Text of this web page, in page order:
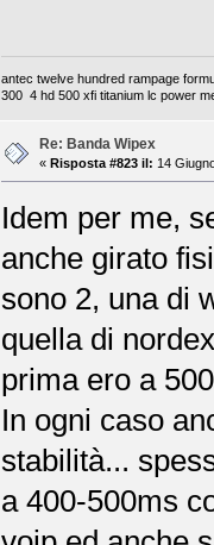
antec twelve hundred rampage
300 4 hd 500 xfi titanium lc power
Re: Banda Wipex
« Risposta #823 il: 14
Idem per me,
anche girato
sono 2, una di
quella di
prima ero a
In ogni caso
stabilità...
a 400-500ms